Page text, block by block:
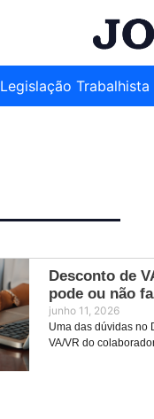
Legislação Trabalhista
Desconto de
pode ou não
junho 11, 2026
Uma das dúvidas no
VA/VR do